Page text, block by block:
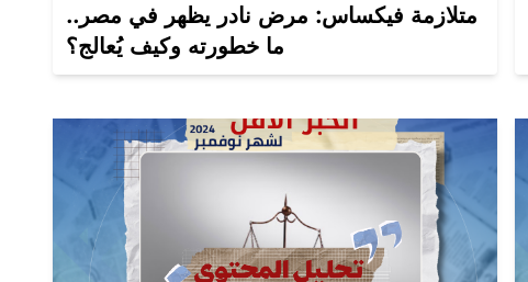
متلازمة فيكساس: مرض نادر يظهر في مصر..
ما خطورته وكيف يُعالج؟